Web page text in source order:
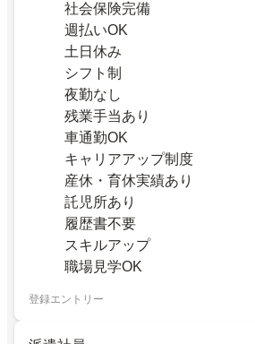
社会保険完備
週払いOK
土日休み
シフト制
夜勤なし
残業手当あり
車通勤OK
キャリアアップ制度
産休・育休実績あり
託児所あり
履歴書不要
スキルアップ
職場見学OK
登録エントリー